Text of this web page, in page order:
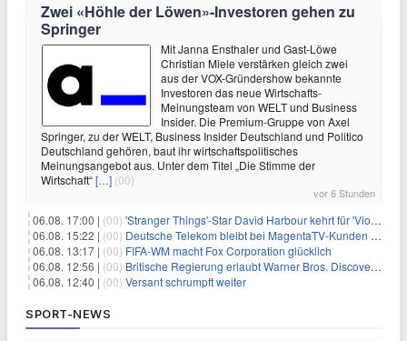
Zwei «Höhle der Löwen»-Investoren gehen zu
Springer
Mit Janna Ensthaler und Gast-Löwe
Christian Miele verstärken gleich zwei
aus der VOX-Gründershow bekannte
Investoren das neue Wirtschafts-
Meinungsteam von WELT und Business
Insider. Die Premium-Gruppe von Axel
Springer, zu der WELT, Business Insider Deutschland und Politico
Deutschland gehören, baut ihr wirtschaftspolitisches
Meinungsangebot aus. Unter dem Titel „Die Stimme der
Wirtschaft“[…] (00)
vor 6 Stunden
06.08. 17:00 | (00) 'Stranger Things'-Star David Harbour kehrt für 'Violent Night 2' zurück – Kristen Bell stößt zur Besetzung
06.08. 15:22 | (00) Deutsche Telekom bleibt bei MagentaTV-Kunden vage
06.08. 13:17 | (00) FIFA-WM macht Fox Corporation glücklich
06.08. 12:56 | (00) Britische Regierung erlaubt Warner Bros. Discovery-Übernahme
06.08. 12:40 | (00) Versant schrumpft weiter
SPORT-NEWS